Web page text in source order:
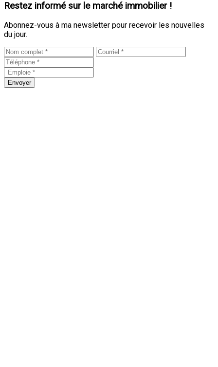
Restez informé sur le marché immobilier !
Abonnez-vous à ma newsletter pour recevoir les nouvelles
du jour.
Envoyer